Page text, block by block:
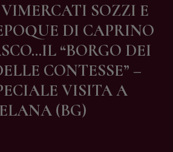
SOZZI E
DI CAPRINO
“BORGO DEI
CONTESSE” –
VISITA A
(BG)